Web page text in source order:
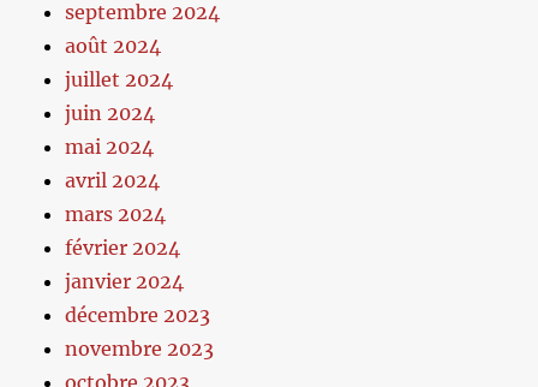
septembre 2024
août 2024
juillet 2024
juin 2024
mai 2024
avril 2024
mars 2024
février 2024
janvier 2024
décembre 2023
novembre 2023
octobre 2023